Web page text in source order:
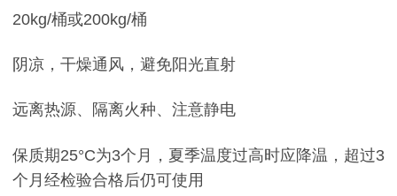
20kg/桶或200kg/桶
阴凉，干燥通风，避免阳光直射
远离热源、隔离火种、注意静电
保质期25°C为3个月，夏季温度过高时应降温，超过3
个月经检验合格后仍可使用